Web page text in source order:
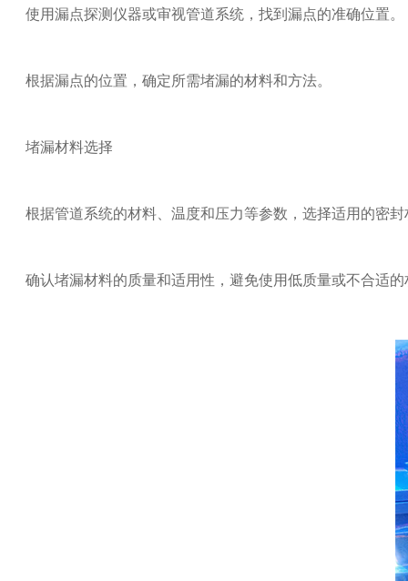
使用漏点探测仪器或审视管道系统，找到漏点的准确位置。
根据漏点的位置，确定所需堵漏的材料和方法。
堵漏材料选择
根据管道系统的材料、温度和压力等参数，选择适用的密
确认堵漏材料的质量和适用性，避免使用低质量或不合适的